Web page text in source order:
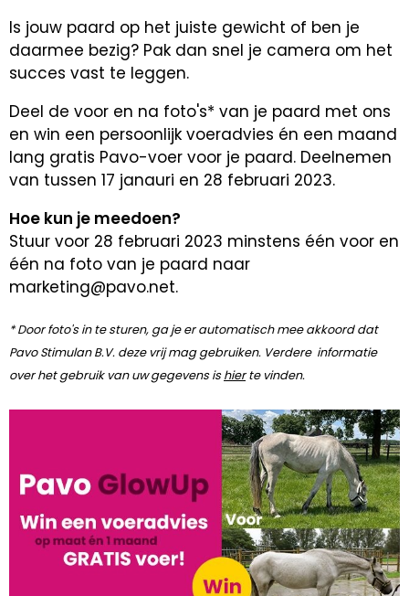
Is jouw paard op het juiste gewicht of ben je
daarmee bezig? Pak dan snel je camera om het
succes vast te leggen.
Deel de voor en na foto's* van je paard met ons
en win een persoonlijk voeradvies én een maand
lang gratis Pavo-voer voor je paard. Deelnemen
van tussen 17 janauri en 28 februari 2023.
Hoe kun je meedoen?
Stuur voor 28 februari 2023 minstens één voor en
één na foto van je paard naar
marketing@pavo.net.
* Door foto's in te sturen, ga je er automatisch mee akkoord dat
Pavo Stimulan B.V. deze vrij mag gebruiken. Verdere informatie
over het gebruik van uw gegevens ishierte vinden.